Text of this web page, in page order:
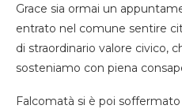
Grace sia ormai un
entrato nel comune sentire
di straordinario valore civico,
sosteniamo con piena
Falcomatà si è poi